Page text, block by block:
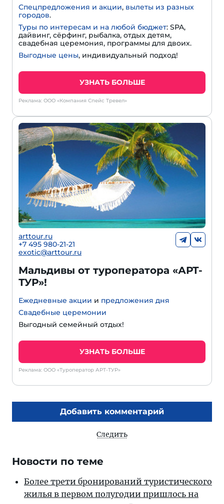
Спецпредложения и акции, вылеты из разных
городов.
Туры по интересам и на любой бюджет: SPA,
дайвинг, сёрфинг, рыбалка, отдых детям,
свадебная церемония, программы для двоих.
Выгодные цены, индивидуальный подход!
УЗНАТЬ БОЛЬШЕ
Реклама: ООО «Компания Спейс Тревел»
arttour.ru
+7 495 980-21-21
exotic@arttour.ru
Мальдивы от туроператора «АРТ-
ТУР»!
Ежедневные акции и предложения дня
Свадебные церемонии
Выгодный семейный отдых!
УЗНАТЬ БОЛЬШЕ
Реклама: ООО «Туроператор АРТ-ТУР»
Добавить комментарий
Следить
Новости по теме
Более трети бронирований туристического
жилья в первом полугодии пришлось на